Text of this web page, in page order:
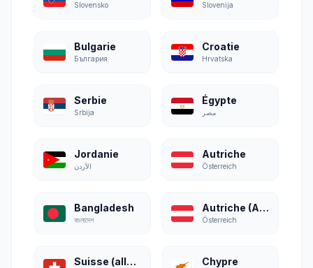
Slovensko Slovenija
Bulgarie
България
Croatie
Hrvatska
Serbie
Srbija
Égypte
مصر
Jordanie
الأردن
Autriche
Österreich
Bangladesh
বাংলাদেশ
Autriche (Allemand)
Österreich
Suisse (allemand) Chypre